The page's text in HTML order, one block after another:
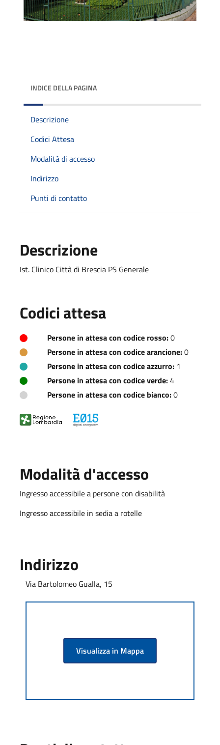
INDICE DELLA PAGINA
Descrizione
Codici Attesa
Modalità di accesso
Indirizzo
Punti di contatto
Descrizione
Ist. Clinico Città di Brescia PS Generale
Codici attesa
Persone in attesa con codice rosso:0
Persone in attesa con codice arancione:0
Persone in attesa con codice azzurro: 1
Persone in attesa con codice verde:4
Persone in attesa con codice bianco:0
Modalità d'accesso
Ingresso accessibile a persone con disabilità
Ingresso accessibile in sedia a rotelle
Indirizzo
Via Bartolomeo Gualla, 15
Visualizza in Mappa